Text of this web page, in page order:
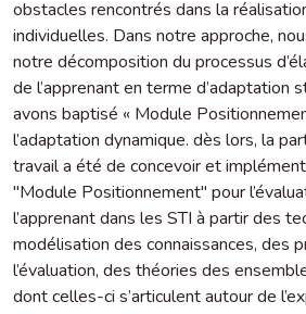
obstacles rencontrés dans la
individuelles. Dans notre approche,
notre décomposition du processus
de l’apprenant en terme d’adaptation
avons baptisé « Module
l’adaptation dynamique. dès lors, la
travail a été de concevoir et
"Module Positionnement" pour
l’apprenant dans les STI à partir des
modélisation des connaissances, des
l’évaluation, des théories des
dont celles-ci s’articulent autour de